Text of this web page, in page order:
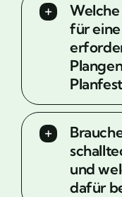
für
und
dafür